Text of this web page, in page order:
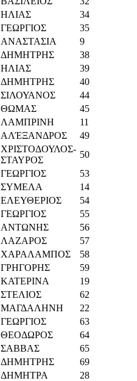
ΗΛΙΑΣ
34
ΓΕΩΡΓΙΟΣ
35
ΑΝΑΣΤΑΣΙΑ
9
ΔΗΜΗΤΡΗΣ
38
ΗΛΙΑΣ
39
ΔΗΜΗΤΡΗΣ
40
ΣΙΛΟΥΑΝΟΣ
44
ΘΩΜΑΣ
45
ΛΑΜΠΡΙΝΗ
11
ΑΛΈΞΑΝΔΡΟΣ
49
ΧΡΙΣΤΟΔΟΥΛΟΣ-
ΣΤΑΥΡΟΣ
50
ΓΕΩΡΓΙΟΣ
53
ΣΥΜΕΛΑ
14
ΕΛΕΥΘΕΡΙΟΣ
54
ΓΕΩΡΓΙΟΣ
55
ΑΝΤΩΝΗΣ
56
ΛΑΖΑΡΟΣ
57
ΧΑΡΑΛΑΜΠΟΣ
58
ΓΡΗΓΟΡΗΣ
59
ΚΑΤΕΡΙΝΑ
19
ΣΤΕΛΙΟΣ
62
ΜΑΓΔΑΛΗΝΗ
22
ΓΕΩΡΓΙΟΣ
63
ΘΕΟΔΩΡΟΣ
64
ΣΑΒΒΑΣ
65
ΔΗΜΗΤΡΗΣ
69
ΔΗΜΗΤΡΑ
28